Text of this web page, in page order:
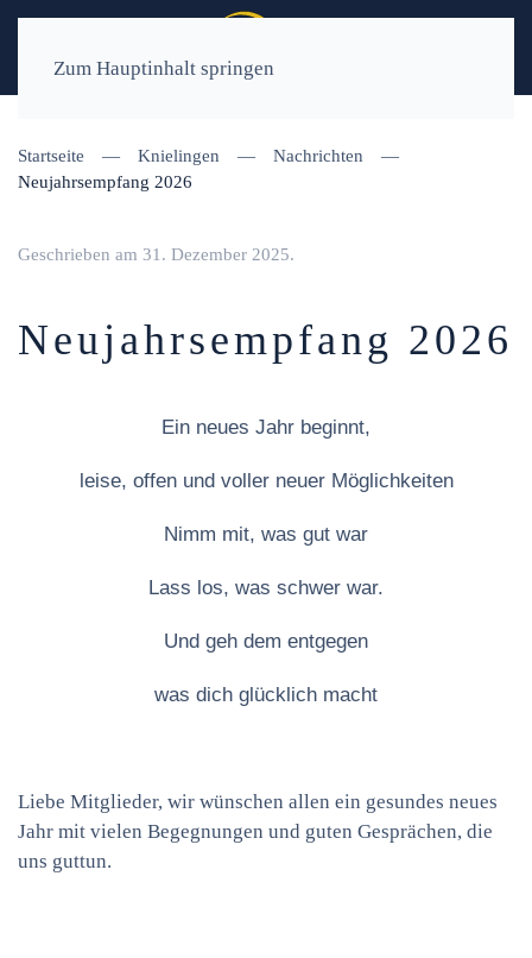
Zum Hauptinhalt springen
Startseite Knielingen
Nachrichten
Neujahrsempfang 2026
Geschrieben am 31. Dezember 2025.
Neujahrsempfang 2026
Ein neues Jahr beginnt,
leise, offen und voller neuer Möglichkeiten
Nimm mit, was gut war
Lass los, was schwer war.
Und geh dem entgegen
was dich glücklich macht
Liebe Mitglieder, wir wünschen allen ein gesundes neues
Jahr mit vielen Begegnungen und guten Gesprächen, die
uns guttun.